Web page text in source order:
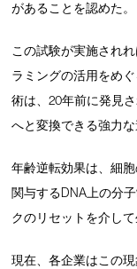
があることを認めた。
この試験が実施され
ラミングの活用をめ
術は、20年前に発見
へと変換できる強力
年齢逆転効果は、細
関与するDNA上の分
クのリセットを介し
現在、各企業はこの